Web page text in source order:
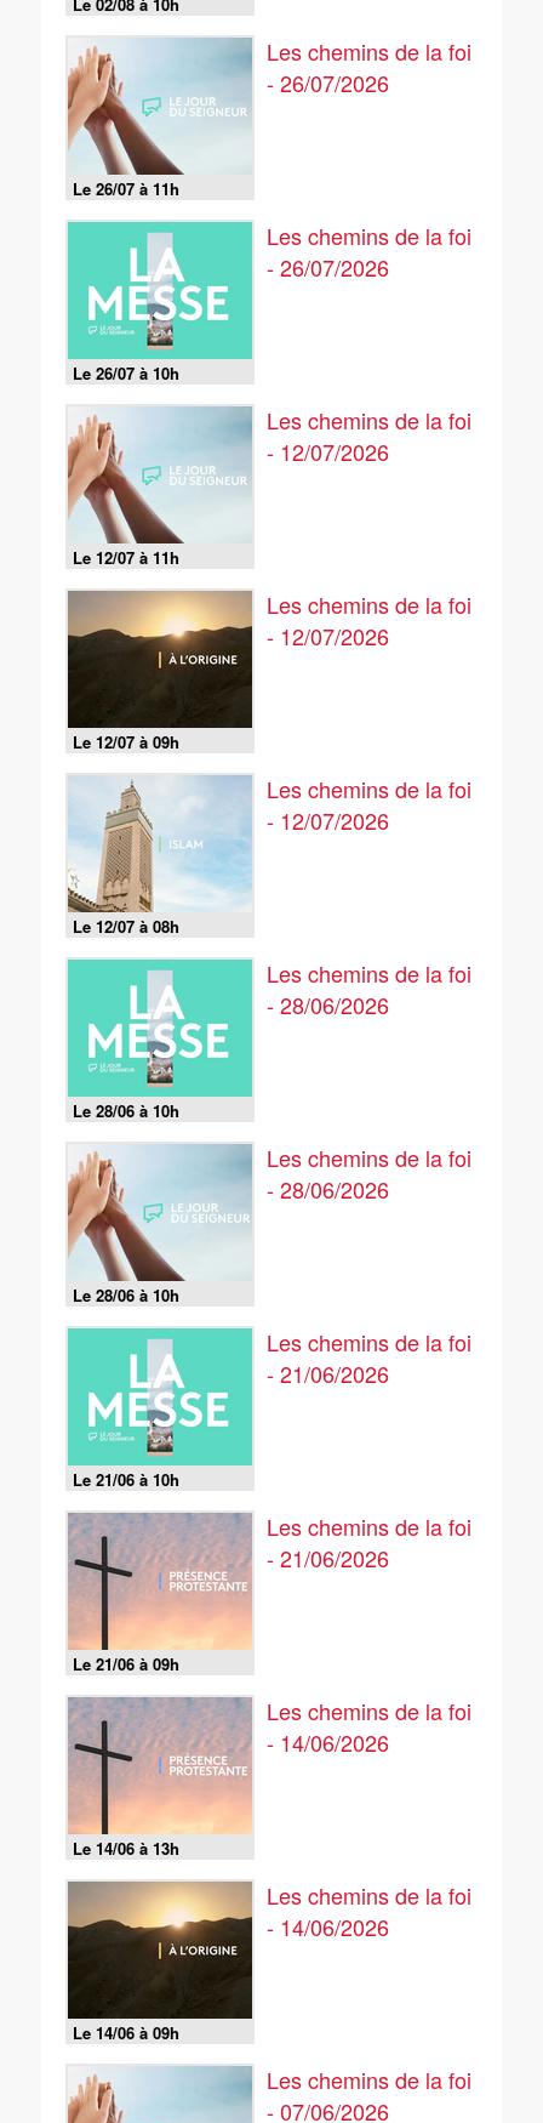
Le 26/07 à 11h
Les chemins de la foi
- 26/07/2026
Le 26/07 à 10h
Les chemins de la foi
- 26/07/2026
Le 12/07 à 11h
Les chemins de la foi
- 12/07/2026
Le 12/07 à 09h
Les chemins de la foi
- 12/07/2026
Le 12/07 à 08h
Les chemins de la foi
- 12/07/2026
Le 28/06 à 10h
Les chemins de la foi
- 28/06/2026
Le 28/06 à 10h
Les chemins de la foi
- 28/06/2026
Le 21/06 à 10h
Les chemins de la foi
- 21/06/2026
Le 21/06 à 09h
Les chemins de la foi
- 21/06/2026
Le 14/06 à 13h
Les chemins de la foi
- 14/06/2026
Le 14/06 à 09h
Les chemins de la foi
- 14/06/2026
Les chemins de la foi
- 07/06/2026